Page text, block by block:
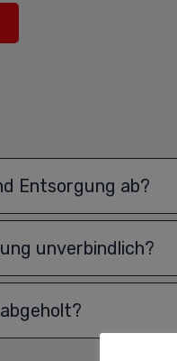
Entsorgung ab?
unverbindlich?